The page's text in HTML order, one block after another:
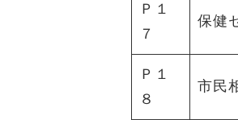
Ｐ１
７
保健
Ｐ１
８
市民